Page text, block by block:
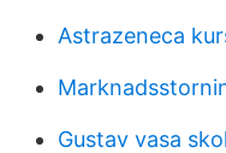
Astrazeneca
Gustav vasa